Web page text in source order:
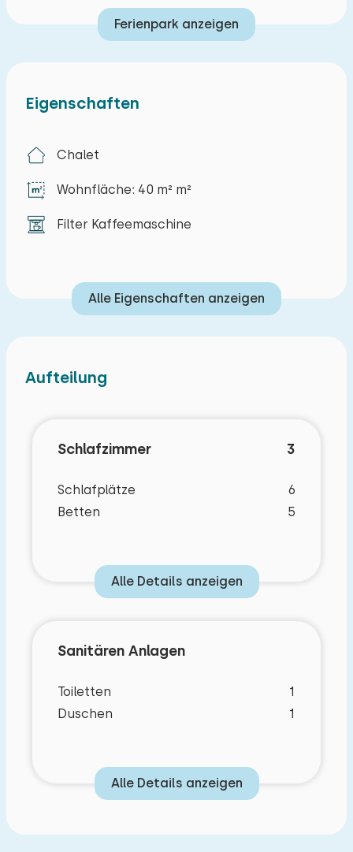
Kaffeemaschine (Filter). Es gibt drei
Badezimmer hat eine Dusche und ein
Sie können ein Auto in der Unterkunft parken.
Außen:
Ein Garten mit Terrasse und Möbeln.
Eigenschaften
Chalet
Wohnfläche: 40 m² m²
Filter Kaffeemaschine
Alle Eigenschaften anzeigen
Aufteilung
Schlafzimmer 3
Schlafplätze
6
Betten
5
Alle Details anzeigen
Sanitären Anlagen
Toiletten
1
Duschen
1
Alle Details anzeigen
Ferienpark anzeigen